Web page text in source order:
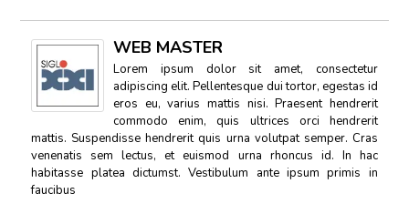
WEB MASTER
Lorem ipsum dolor sit amet, consectetur
adipiscing elit. Pellentesque dui tortor, egestas id
eros eu, varius mattis nisi. Praesent hendrerit
commodo enim, quis ultrices orci hendrerit
mattis. Suspendisse hendrerit quis urna volutpat semper. Cras
venenatis sem lectus, et euismod urna rhoncus id. In hac
habitasse platea dictumst. Vestibulum ante ipsum primis in
faucibus